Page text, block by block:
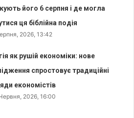
його 6 серпня і де могла
ця біблійна подія
2026, 13:42
як рушій економіки: нове
спростовує традиційні
економістів
2026, 16:00